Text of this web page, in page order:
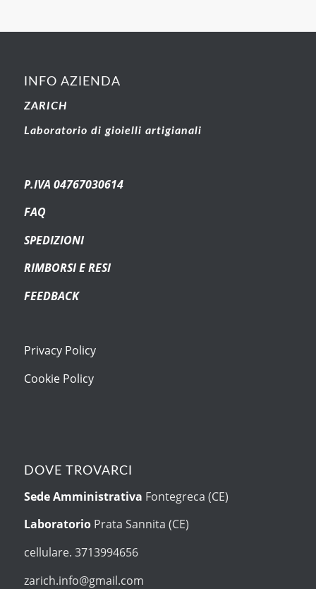
INFO AZIENDA
ZARICH
Laboratorio di gioielli artigianali
P.IVA 04767030614
FAQ
SPEDIZIONI
RIMBORSI E RESI
FEEDBACK
Privacy Policy
Cookie Policy
DOVE TROVARCI
Sede Amministrativa Fontegreca (CE)
Laboratorio Prata Sannita (CE)
cellulare. 3713994656
zarich.info@gmail.com